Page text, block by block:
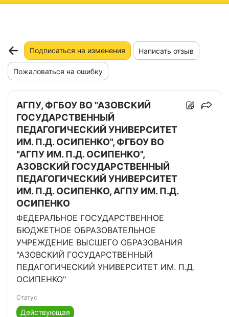
Подписаться на изменения Написать отзыв
Пожаловаться на ошибку
АГПУ, ФГБОУ ВО "АЗОВСКИЙ
ГОСУДАРСТВЕННЫЙ
ПЕДАГОГИЧЕСКИЙ УНИВЕРСИТЕТ
ИМ. П.Д. ОСИПЕНКО", ФГБОУ ВО
"АГПУ ИМ. П.Д. ОСИПЕНКО",
АЗОВСКИЙ ГОСУДАРСТВЕННЫЙ
ПЕДАГОГИЧЕСКИЙ УНИВЕРСИТЕТ
ИМ. П.Д. ОСИПЕНКО, АГПУ ИМ. П.Д.
ОСИПЕНКО
ФЕДЕРАЛЬНОЕ ГОСУДАРСТВЕННОЕ
БЮДЖЕТНОЕ ОБРАЗОВАТЕЛЬНОЕ
УЧРЕЖДЕНИЕ ВЫСШЕГО ОБРАЗОВАНИЯ
"АЗОВСКИЙ ГОСУДАРСТВЕННЫЙ
ПЕДАГОГИЧЕСКИЙ УНИВЕРСИТЕТ ИМ. П.Д.
ОСИПЕНКО"
Статус
Действующая